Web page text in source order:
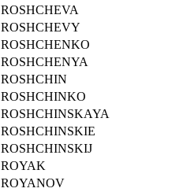
ROSHCHEVA
ROSHCHEVY
ROSHCHENKO
ROSHCHENYA
ROSHCHIN
ROSHCHINKO
ROSHCHINSKAYA
ROSHCHINSKIE
ROSHCHINSKIJ
ROYAK
ROYANOV